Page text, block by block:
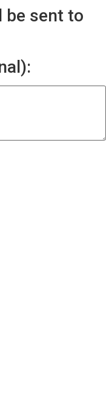
be sent to